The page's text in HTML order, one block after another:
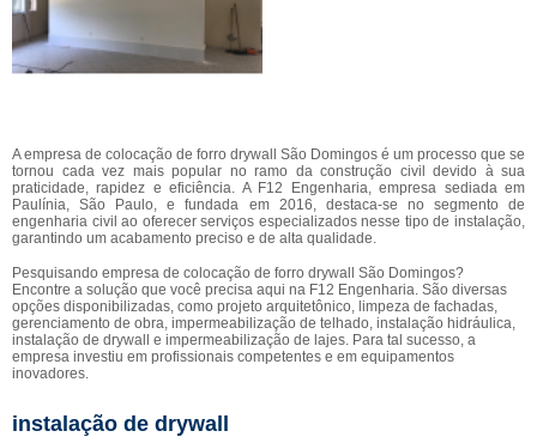
A empresa de colocação de forro drywall São Domingos é um processo que se
tornou cada vez mais popular no ramo da construção civil devido à sua
praticidade, rapidez e eficiência. A F12 Engenharia, empresa sediada em
Paulínia, São Paulo, e fundada em 2016, destaca-se no segmento de
engenharia civil ao oferecer serviços especializados nesse tipo de instalação,
garantindo um acabamento preciso e de alta qualidade.
Pesquisando empresa de colocação de forro drywall São Domingos?
Encontre a solução que você precisa aqui na F12 Engenharia. São diversas
opções disponibilizadas, como projeto arquitetônico, limpeza de fachadas,
gerenciamento de obra, impermeabilização de telhado, instalação hidráulica,
instalação de drywall e impermeabilização de lajes. Para tal sucesso, a
empresa investiu em profissionais competentes e em equipamentos
inovadores.
instalação de drywall